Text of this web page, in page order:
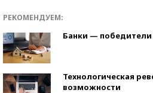
РЕКОМЕНДУЕМ:
Банки —
Технологическая
возможности